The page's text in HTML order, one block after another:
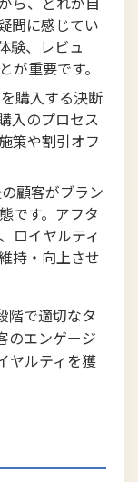
問に感じてい
験、レビュ
が重要です。
購入する決断
入のプロセス
策や割引オフ
顧客がブラン
です。アフタ
ロイヤルティ
持・向上させ
階で適切なタ
のエンゲージ
ヤルティを獲